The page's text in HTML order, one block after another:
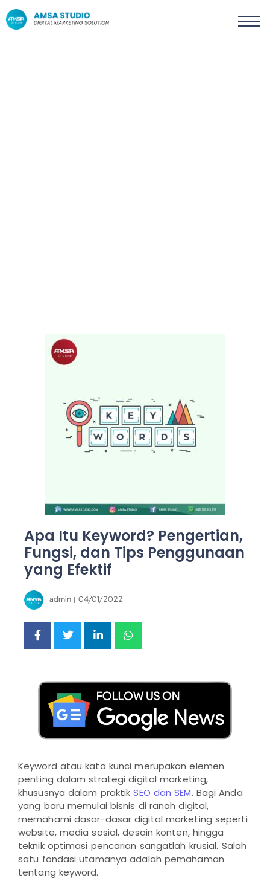
Apa Itu Keyword? Pengertian,
Fungsi, dan Tips Penggunaan
yang Efektif
admin 04/01/2022
Keyword atau kata kunci merupakan elemen
penting dalam strategi digital marketing,
khususnya dalam praktikSEO dan SEM. Bagi Anda
yang baru memulai bisnis di ranah digital,
memahami dasar-dasar digital marketing seperti
website, media sosial, desain konten, hingga
teknik optimasi pencarian sangatlah krusial. Salah
satu fondasi utamanya adalah pemahaman
tentang keyword.